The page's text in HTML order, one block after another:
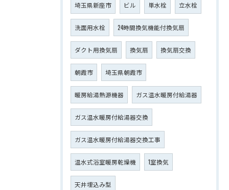
埼玉県新座市 ビル 単水栓 立水栓
洗面用水栓 24時間換気機能付換気扇
ダクト用換気扇 換気扇 換気扇交換
朝霞市 埼玉県朝霞市
暖房給湯熱源機器 ガス温水暖房付給湯器
ガス温水暖房付給湯器交換
ガス温水暖房付給湯器交換工事
温水式浴室暖房乾燥機 1室換気
天井埋込み型